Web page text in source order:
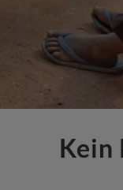
Kein